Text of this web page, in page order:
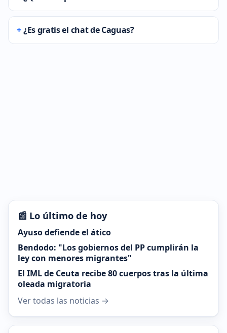
¿Es gratis el chat de Caguas?
📰 Lo último de hoy
Ayuso defiende el ático
Bendodo: "Los gobiernos del PP cumplirán la
ley con menores migrantes"
El IML de Ceuta recibe 80 cuerpos tras la última
oleada migratoria
Ver todas las noticias →